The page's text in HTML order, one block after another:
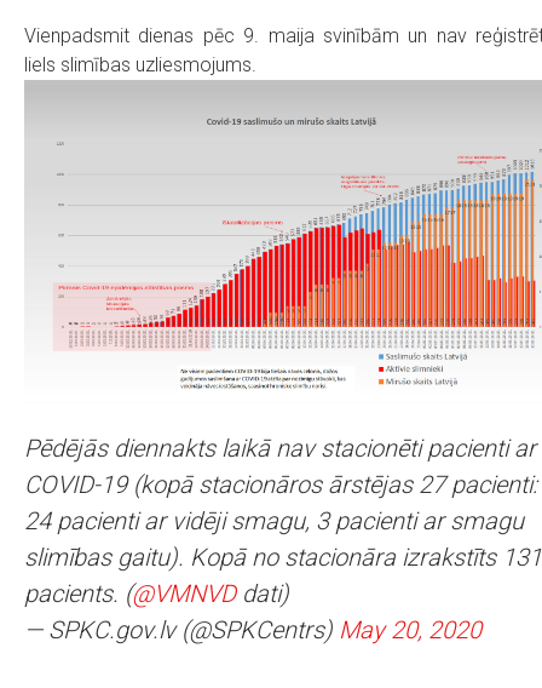
Vienpadsmit dienas pēc 9. maija svinībām un nav
liels slimības uzliesmojums.
Pēdējās diennakts laikā nav stacionēti pacienti ar
COVID-19 (kopā stacionāros ārstējas 27 pacienti:
24 pacienti ar vidēji smagu, 3 pacienti ar smagu
slimības gaitu). Kopā no stacionāra izrakstīts 131
pacients. (@VMNVDdati)
— SPKC.gov.lv (@SPKCentrs) May 20, 2020